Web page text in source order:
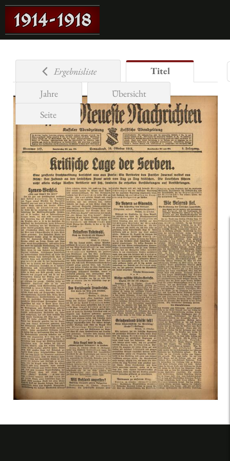
Ergebnisliste
Titel
Jahre
Übersicht
Seite